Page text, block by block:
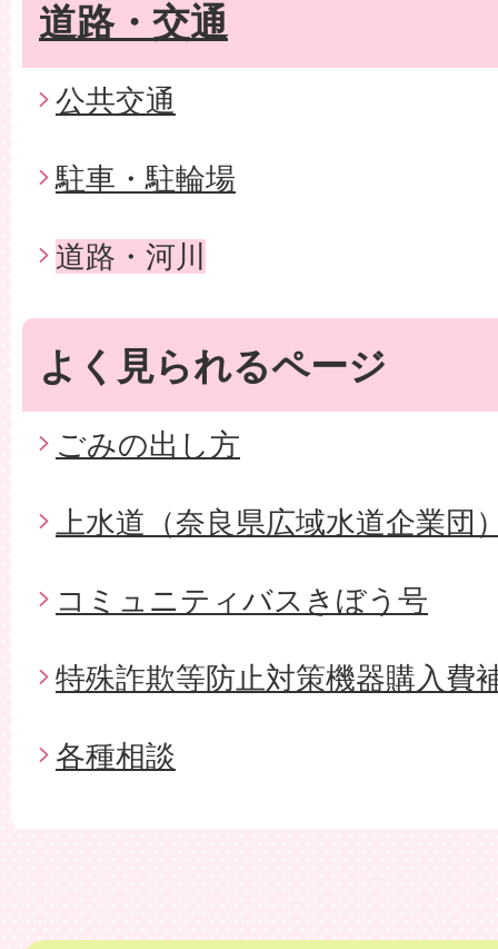
道路・交通
公共交通
駐車・駐輪場
道路・河川
よく見られるページ
ごみの出し方
上水道（奈良県広域水道企業団
コミュニティバスきぼう号
特殊詐欺等防止対策機器購入費
各種相談